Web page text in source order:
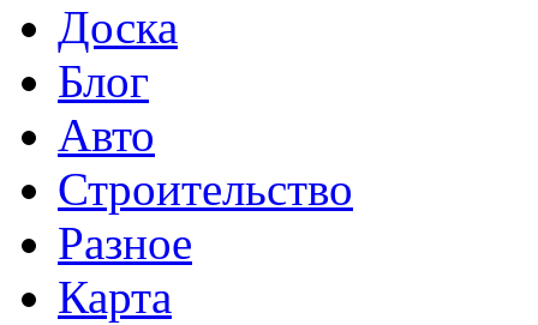
Доска
Блог
Авто
Строительство
Разное
Карта